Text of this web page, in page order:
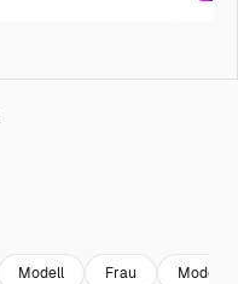
Modell Frau Mode